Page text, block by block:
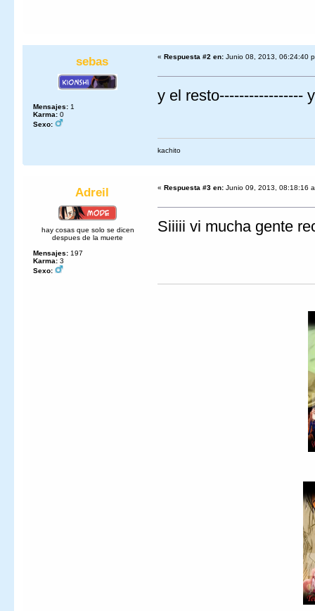
sebas
Mensajes: 1
Karma: 0
Sexo:
« Respuesta #2 en: Junio 08, 2013, 06:24:40
y el resto-----------------
kachito
Adreil
hay cosas que solo se dicen
despues de la muerte
Mensajes: 197
Karma: 3
Sexo:
« Respuesta #3 en: Junio 09, 2013, 08:18:16
Siiiii vi mucha gente